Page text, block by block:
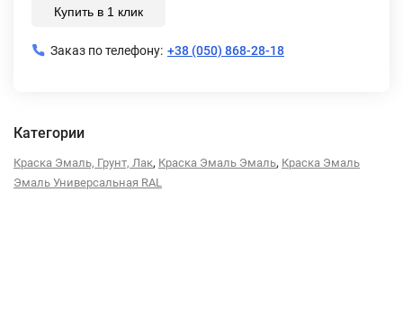
Купить в 1 клик
Заказ по телефону: +38 (050) 868-28-18
Категории
Краска Эмаль, Грунт, Лак, Краска Эмаль Эмаль, Краска Эмаль
Эмаль Универсальная RAL